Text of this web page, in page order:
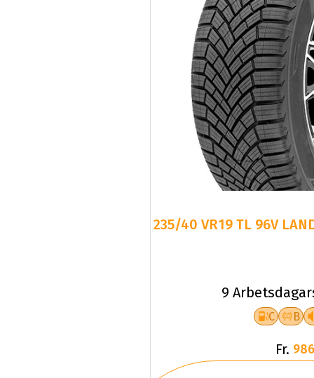
235/40 VR19 TL 96V
9
C B
Fr.